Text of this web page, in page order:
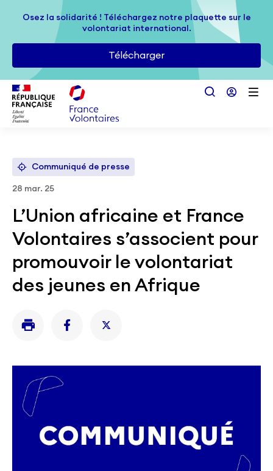
Passer au contenu principal
Osez la solidarité ! Téléchargez notre plaquette sur le
volontariat international.
Télécharger
Osez la solidarité ! Téléchargez notre plaquette sur le
volontariat international.
Télécharger
Communiqué de presse
28 mar. 25
L’Union africaine et France
Volontaires s’associent pour
promouvoir le volontariat
des jeunes en Afrique